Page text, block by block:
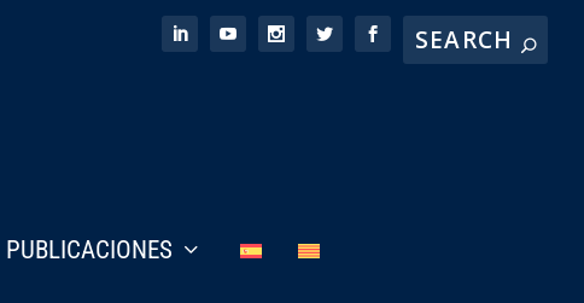
PUBLICACIONES